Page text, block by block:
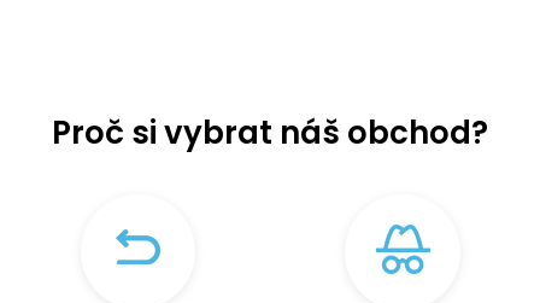
Proč si vybrat náš obchod?